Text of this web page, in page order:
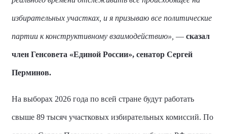
избирательных участках, и я призываю все политические
партии к конструктивному взаимодействию», — сказал
член Генсовета «Единой России», сенатор Сергей
Перминов.
На выборах 2026 года по всей стране будут работать
свыше 89 тысяч участковых избирательных комиссий. По